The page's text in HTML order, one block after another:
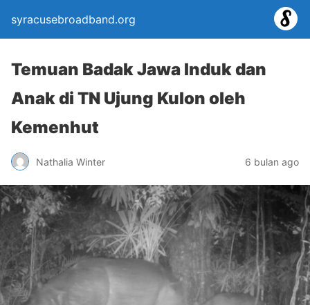
syracusebroadband.org
Temuan Badak Jawa Induk dan
Anak di TN Ujung Kulon oleh
Kemenhut
Nathalia Winter 6 bulan ago